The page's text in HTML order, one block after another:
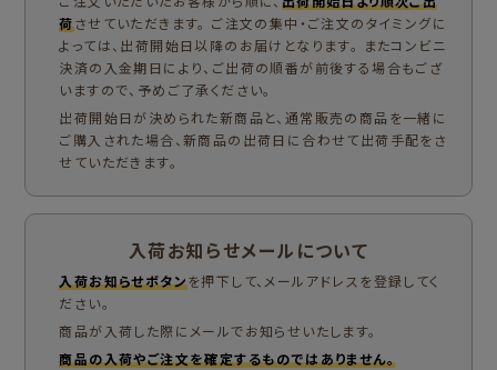
荷させていただきます。 ご注文の集中・ご注文のタイミングに
よっては、出荷開始日以降のお届けとなります。 またコンビニ
決済の入金期日により、ご出荷の順番が前後する場合もござ
いますので、予めご了承ください。
出荷開始日が決められた新商品と、通常販売の商品を一緒に
ご購入された場合、新商品の出荷日に合わせて出荷手配をさ
せていただきます。
入荷お知らせメールについて
入荷お知らせボタンを押下して、メールアドレスを登録してく
ださい。
商品が入荷した際にメールでお知らせいたします。
商品の入荷やご注文を確定するものではありません。